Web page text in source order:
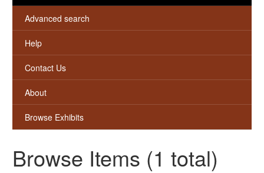
Advanced search
Help
Contact Us
About
Browse Exhibits
Browse Items (1 total)